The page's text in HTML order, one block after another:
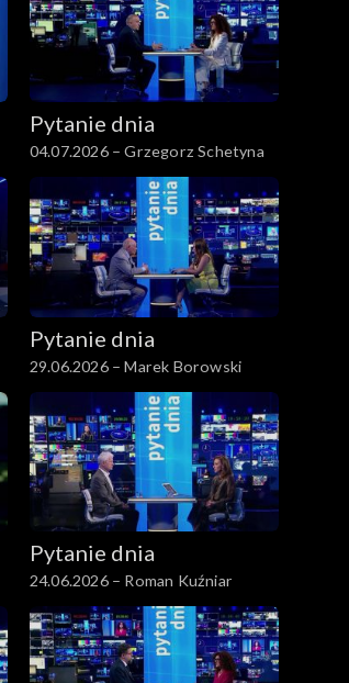
Pytanie dnia
04.07.2026 – Grzegorz Schetyna
Pytanie dnia
29.06.2026 – Marek Borowski
Pytanie dnia
24.06.2026 – Roman Kuźniar